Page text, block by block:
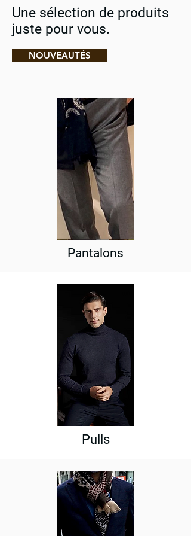
Une sélection de produits
juste pour vous.
NOUVEAUTÉS
Pantalons
Pulls